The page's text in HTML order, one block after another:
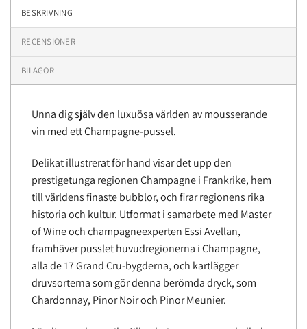
BESKRIVNING
RECENSIONER
BILAGOR
Unna dig själv den luxuösa världen av mousserande
vin med ett Champagne-pussel.
Delikat illustrerat för hand visar det upp den
prestigetunga regionen Champagne i Frankrike, hem
till världens finaste bubblor, och firar regionens rika
historia och kultur. Utformat i samarbete med Master
of Wine och champagneexperten Essi Avellan,
framhäver pusslet huvudregionerna i Champagne,
alla de 17 Grand Cru-bygderna, och kartlägger
druvsorterna som gör denna berömda dryck, som
Chardonnay, Pinor Noir och Pinor Meunier.